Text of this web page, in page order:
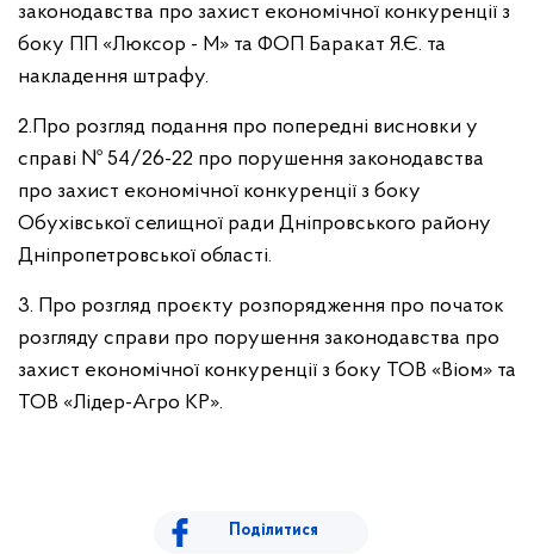
законодавства про захист економічної конкуренції з
боку ПП «Люксор - М» та ФОП Баракат Я.Є. та
накладення штрафу.
2.Про розгляд подання про попередні висновки у
справі № 54/26-22 про порушення законодавства
про захист економічної конкуренції з боку
Обухівської селищної ради Дніпровського району
Дніпропетровської області.
3. Про розгляд проєкту розпорядження про початок
розгляду справи про порушення законодавства про
захист економічної конкуренції з боку ТОВ «Віом» та
ТОВ «Лідер-Агро КР».
Поділитися